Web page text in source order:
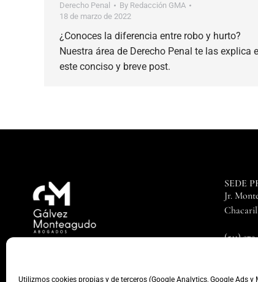
Utilizmos cookies propias y de terceros (Google Analytics, Google Ads
Derecho Penal By Redacción GMA
18 de marzo de 2022
¿Conoces la diferencia entre robo y hurto?
Nuestra área de Derecho Penal te las explica
este conciso y breve post.
SEDE
Jr.
(511)
Copyright